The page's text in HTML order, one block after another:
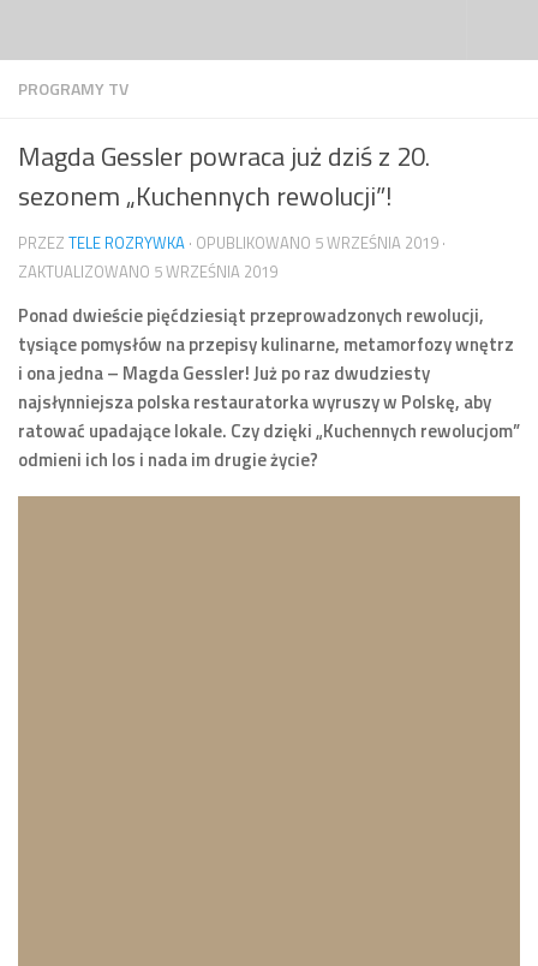
PROGRAMY TV
Magda Gessler powraca już dziś z 20.
sezonem „Kuchennych rewolucji”!
PRZEZ TELE ROZRYWKA · OPUBLIKOWANO 5 WRZEŚNIA 2019 ·
ZAKTUALIZOWANO 5 WRZEŚNIA 2019
Ponad dwieście pięćdziesiąt przeprowadzonych rewolucji,
tysiące pomysłów na przepisy kulinarne, metamorfozy wnętrz
i ona jedna – Magda Gessler! Już po raz dwudziesty
najsłynniejsza polska restauratorka wyruszy w Polskę, aby
ratować upadające lokale. Czy dzięki „Kuchennych rewolucjom”
odmieni ich los i nada im drugie życie?